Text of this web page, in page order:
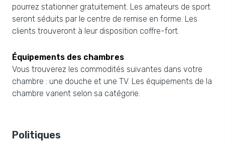
pourrez stationner gratuitement. Les amateurs de sport
seront séduits par le centre de remise en forme. Les
clients trouveront à leur disposition coffre-fort.
Équipements des chambres
Vous trouverez les commodités suivantes dans votre
chambre : une douche et une TV. Les équipements de la
chambre varient selon sa catégorie.
Politiques